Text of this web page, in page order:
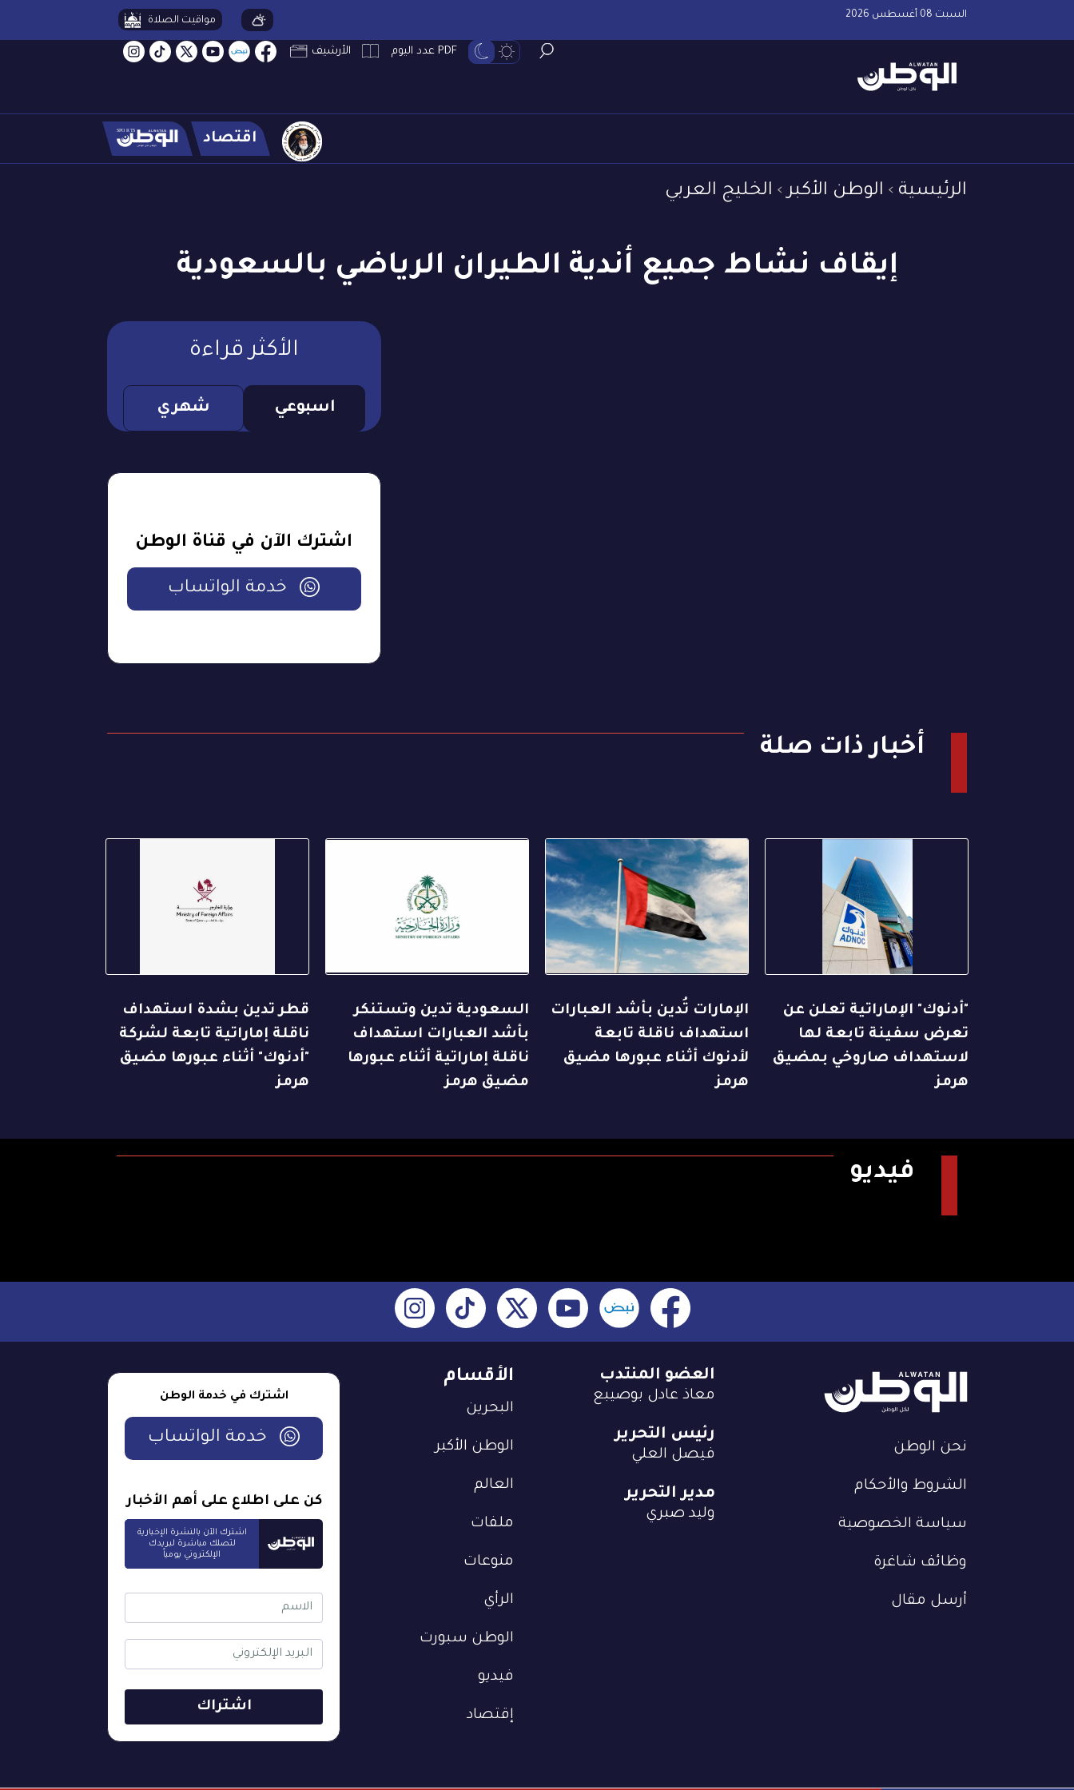
السبت 08 أغسطس 2026 مواقيت الصلاة
PDF عدد اليوم الأرشيف
اقتصاد
الرئيسية الوطن الأكبر الخليج العربي
إيقاف نشاط جميع أندية الطيران الرياضي بالسعودية
الأكثر قراءة
اسبوعي شهري
اشترك الآن في قناة الوطن
خدمة الواتساب
أخبار ذات صلة
"أدنوك" الإماراتية تعلن عن
تعرض سفينة تابعة لها
لاستهداف صاروخي بمضيق
هرمز
الإمارات تُدين بأشد العبارات
استهداف ناقلة تابعة
لأدنوك أثناء عبورها مضيق
هرمز
السعودية تدين وتستنكر
بأشد العبارات استهداف
ناقلة إماراتية أثناء عبورها
مضيق هرمز
قطر تدين بشدة استهداف
ناقلة إماراتية تابعة لشركة
"أدنوك" أثناء عبورها مضيق
هرمز
فيديو
نحن الوطن
الشروط والأحكام
سياسة الخصوصية
وظائف شاغرة
أرسل مقال
الأقسام
البحرين
الوطن الأكبر
العالم
ملفات
منوعات
الرأي
الوطن سبورت
فيديو
إقتصاد
العضو المنتدب
معاذ عادل بوصيبع
رئيس التحرير
فيصل العلي
مدير التحرير
وليد صبري
اشترك في خدمة الوطن
خدمة الواتساب
كن على اطلاع على أهم الأخبار
اشترك الآن بالنشرة الإخبارية
لتصلك مباشرة لبريدك
الإلكتروني يومياً
اشتراك